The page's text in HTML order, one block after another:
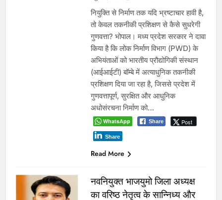
Yugkranti
1 day
ago
0 1 mins
भोपाल, 6 अगस्त 2026। मध्यप्रदेश
कांग्रेस अध्यक्ष जीतू पटवारी ने प्रदेश में बच्चों
के अपहरण और गुमशुदगी के बढ़ते मामलों पर
चिंता जताते हुए मुख्यमंत्री डॉ. मोहन यादव को
पत्र लिखकर सरकार से तत्काल राज्य स्तरीय
श्वेत पत्र जारी करने की मांग की है। पटवारी
ने कहा कि बच्चों की सुरक्षा कानून-व्यवस्था का
सबसे संवेदनशील…
WhatsApp
ग्वालियर जलभराव: अफसरों के दौरे